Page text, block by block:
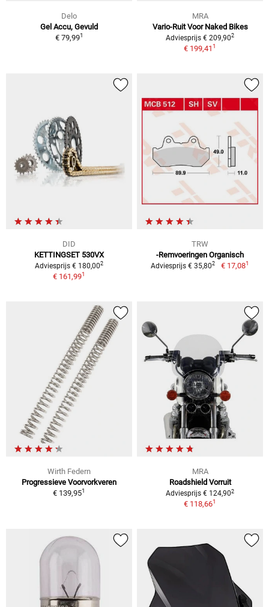
Delo
Gel Accu, Gevuld
€ 79,991
MRA
Vario-Ruit Voor Naked Bikes
Adviesprijs € 209,902
€ 199,411
DID
KETTINGSET 530VX
Adviesprijs € 180,002
€ 161,991
TRW
-Remvoeringen Organisch
Adviesprijs € 35,802 € 17,081
Wirth Federn
Progressieve Voorvorkveren
€ 139,951
MRA
Roadshield Vorruit
Adviesprijs € 124,902
€ 118,661